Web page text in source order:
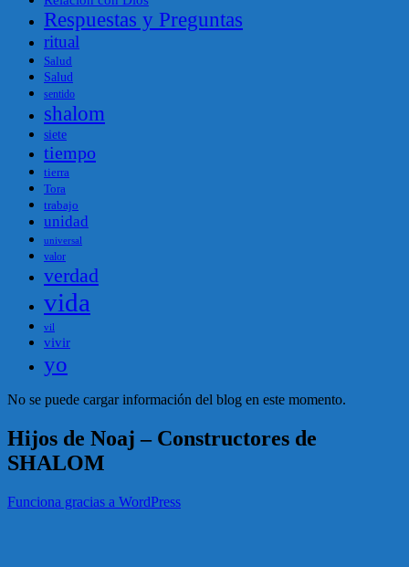
Respuestas y Preguntas
ritual
Salud
Salud
sentido
shalom
siete
tiempo
tierra
Tora
trabajo
unidad
universal
valor
verdad
vida
vil
vivir
yo
No se puede cargar información del blog en este momento.
Hijos de Noaj – Constructores de
SHALOM
Funciona gracias a WordPress